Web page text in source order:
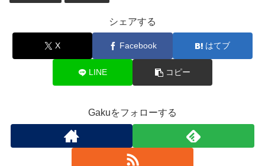
シェアする
X Facebook はてブ
LINE コピー
Gakuをフォローする